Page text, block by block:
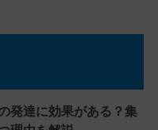
発達に効果がある？集